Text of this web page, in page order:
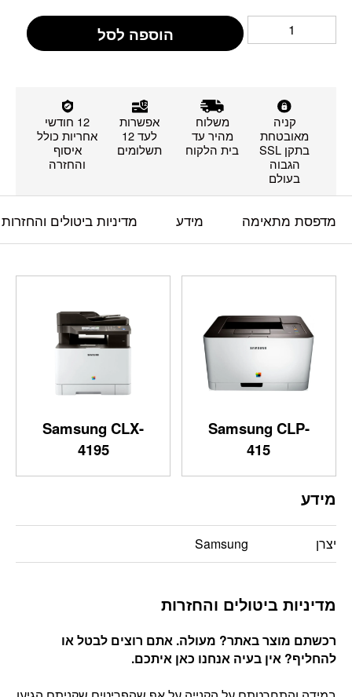
הוספה לסל
קניה
מאובטחת
בתקן SSL
הגבוה
בעולם
משלוח
מהיר עד
בית הלקוח
אפשרות
לעד 12
תשלומים
12 חודשי
אחריות כולל
איסוף
והחזרה
מדפסת מתאימה מידע מדיניות ביטולים והחזרות
Samsung CLP-
415
Samsung CLX-
4195
מידע
יצרן Samsung
מדיניות ביטולים והחזרות
רכשתם מוצר באתר? מעולה. אתם רוצים לבטל או
להחליף? אין בעיה אנחנו כאן איתכם.